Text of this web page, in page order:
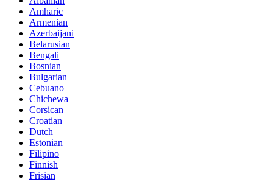
Amharic
Armenian
Azerbaijani
Belarusian
Bengali
Bosnian
Bulgarian
Cebuano
Chichewa
Corsican
Croatian
Dutch
Estonian
Filipino
Finnish
Frisian